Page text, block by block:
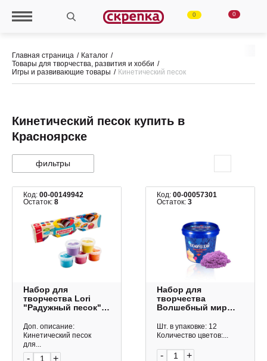
0 0
Главная страница
Каталог
Товары для творчества, развития и хобби
Игры и развивающие товары
Кинетический песок
Кинетический песок купить в
Красноярске
фильтры
Код: 00-00149942
Остаток: 8
Набор для
творчества Lori
"Радужный песок"
Пт-015
Доп. описание:
Кинетический песок
для...
- +
Код:00-00057301
Остаток:3
Набор для
творчества
Волшебный мир
песок" 1,0кг, сирен.,
пласт.уп. Т57730
Шт. в упаковке: 12
Количество цветов:...
- +